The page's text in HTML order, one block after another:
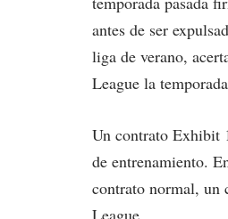
antes de ser
liga de verano,
League la
Un contrato Exhibit
de entrenamiento.
contrato normal, un
League.